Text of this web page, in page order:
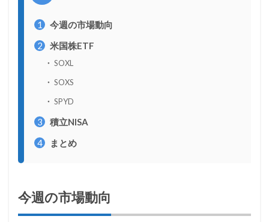
1
今週の市場動向
2
米国株ETF
SOXL
SOXS
SPYD
3
積立NISA
4
まとめ
今週の市場動向